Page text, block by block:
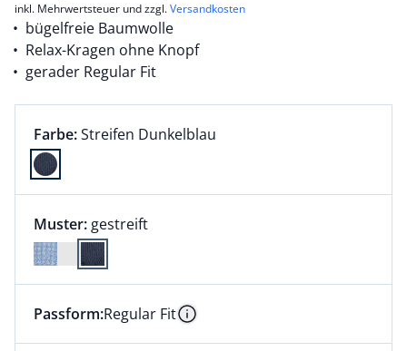
inkl. Mehrwertsteuer und zzgl.Versandkosten
bügelfreie Baumwolle
Relax-Kragen ohne Knopf
gerader Regular Fit
Farbauswahl:
Farbe:aktuell ausgewählt:
Streifen Dunkelblau
Farbe Streifen Dunkelblau ausgewählt
Muster: gestreift
Dieser Artikel hat die Passform Regular Fit. für
Passform:Regular Fit Information